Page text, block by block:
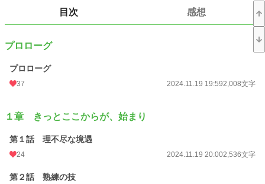
文字数 125,289
更新日時
初回公開日時
月間ポイント 211 pt (50,620 位)
目次 感想
プロローグ
プロローグ
37 2024.11.19 19:592,008文字
１章 きっとここからが、始まり
第１話 理不尽な境遇
24 2024.11.19 20:002,536文字
第２話 熟練の技